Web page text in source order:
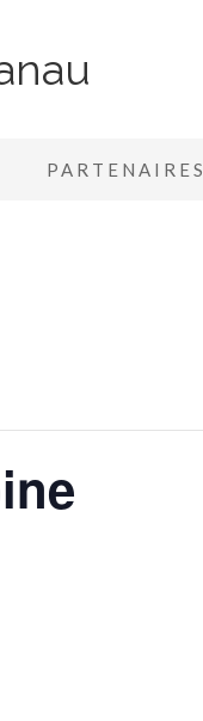
PARTENAIRES